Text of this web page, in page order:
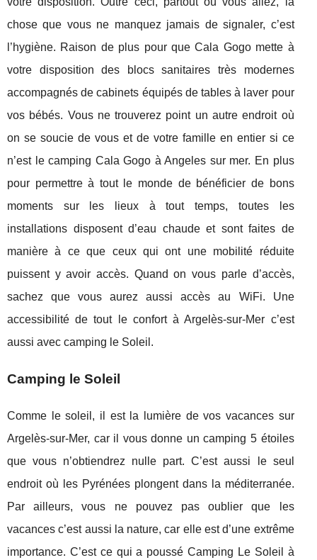
chose que vous ne manquez jamais de signaler, c’est
l’hygiène. Raison de plus pour que Cala Gogo mette à
votre disposition des blocs sanitaires très modernes
accompagnés de cabinets équipés de tables à laver pour
vos bébés. Vous ne trouverez point un autre endroit où
on se soucie de vous et de votre famille en entier si ce
n’est le camping Cala Gogo à Angeles sur mer. En plus
pour permettre à tout le monde de bénéficier de bons
moments sur les lieux à tout temps, toutes les
installations disposent d’eau chaude et sont faites de
manière à ce que ceux qui ont une mobilité réduite
puissent y avoir accès. Quand on vous parle d’accès,
sachez que vous aurez aussi accès au WiFi. Une
accessibilité de tout le confort à Argelès-sur-Mer c’est
aussi avec camping le Soleil.
Camping le Soleil
Comme le soleil, il est la lumière de vos vacances sur
Argelès-sur-Mer, car il vous donne un camping 5 étoiles
que vous n’obtiendrez nulle part. C’est aussi le seul
endroit où les Pyrénées plongent dans la méditerranée.
Par ailleurs, vous ne pouvez pas oublier que les
vacances c’est aussi la nature, car elle est d’une extrême
importance. C’est ce qui a poussé Camping Le Soleil à